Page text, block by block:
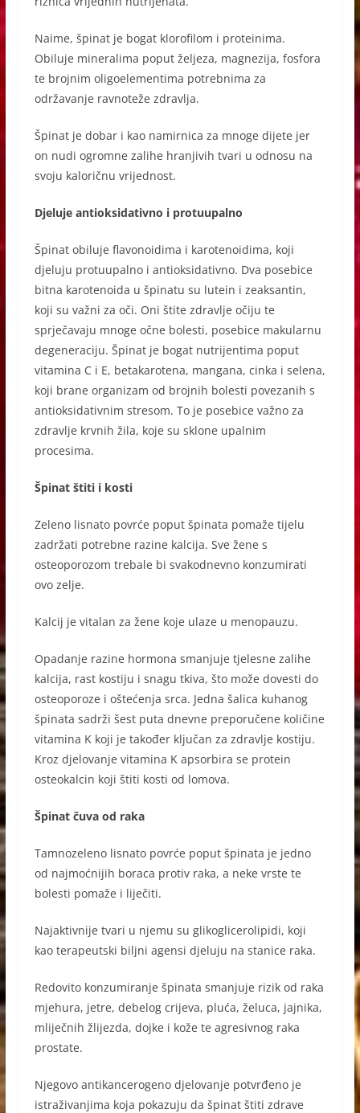
Naime, špinat je bogat klorofilom i proteinima.
Obiluje mineralima poput željeza, magnezija, fosfora
te brojnim oligoelementima potrebnima za
održavanje ravnoteže zdravlja.
Špinat je dobar i kao namirnica za mnoge dijete jer
on nudi ogromne zalihe hranjivih tvari u odnosu na
svoju kaloričnu vrijednost.
Djeluje antioksidativno i protuupalno
Špinat obiluje flavonoidima i karotenoidima, koji
djeluju protuupalno i antioksidativno. Dva posebice
bitna karotenoida u špinatu su lutein i zeaksantin,
koji su važni za oči. Oni štite zdravlje očiju te
sprječavaju mnoge očne bolesti, posebice makularnu
degeneraciju. Špinat je bogat nutrijentima poput
vitamina C i E, betakarotena, mangana, cinka i selena,
koji brane organizam od brojnih bolesti povezanih s
antioksidativnim stresom. To je posebice važno za
zdravlje krvnih žila, koje su sklone upalnim
procesima.
Špinat štiti i kosti
Zeleno lisnato povrće poput špinata pomaže tijelu
zadržati potrebne razine kalcija. Sve žene s
osteoporozom trebale bi svakodnevno konzumirati
ovo zelje.
Kalcij je vitalan za žene koje ulaze u menopauzu.
Opadanje razine hormona smanjuje tjelesne zalihe
kalcija, rast kostiju i snagu tkiva, što može dovesti do
osteoporoze i oštećenja srca. Jedna šalica kuhanog
špinata sadrži šest puta dnevne preporučene količine
vitamina K koji je također ključan za zdravlje kostiju.
Kroz djelovanje vitamina K apsorbira se protein
osteokalcin koji štiti kosti od lomova.
Špinat čuva od raka
Tamnozeleno lisnato povrće poput špinata je jedno
od najmoćnijih boraca protiv raka, a neke vrste te
bolesti pomaže i liječiti.
Najaktivnije tvari u njemu su glikoglicerolipidi, koji
kao terapeutski biljni agensi djeluju na stanice raka.
Redovito konzumiranje špinata smanjuje rizik od raka
mjehura, jetre, debelog crijeva, pluća, želuca, jajnika,
mliječnih žlijezda, dojke i kože te agresivnog raka
prostate.
Njegovo antikancerogeno djelovanje potvrđeno je
istraživanjima koja pokazuju da špinat štiti zdrave